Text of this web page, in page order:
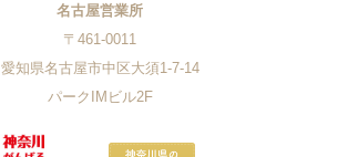
名古屋営業所
〒461-0011
愛知県名古屋市中区大須1-7-14
パークIMビル2F